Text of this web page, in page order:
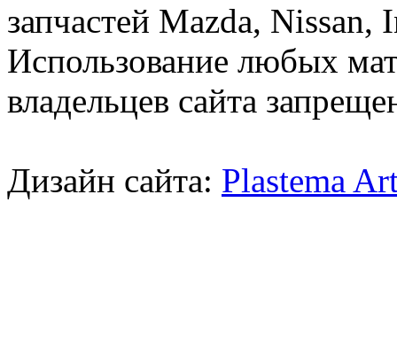
запчастей Mazda,
Использование любых
владельцев сайта
Дизайн сайта: Plastema